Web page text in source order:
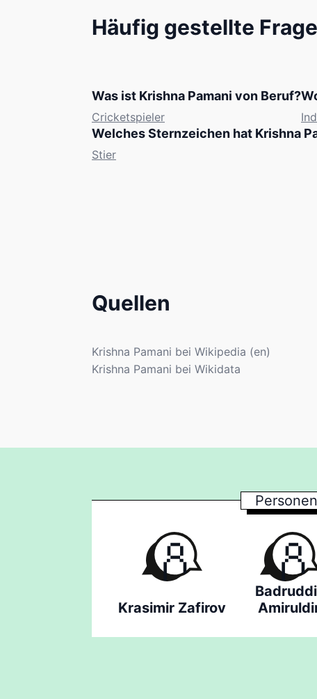
Häufig gestellte
Was ist Krishna Pamani von Beruf?
Cricketspieler
Welches Sternzeichen hat Krishna
Stier
Quellen
Krishna Pamani bei Wikipedia (en)
Krishna Pamani bei Wikidata
Krasimir Zafirov